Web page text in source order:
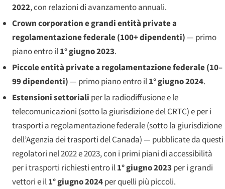
2022, con relazioni di avanzamento annuali.
Crown corporation e grandi entità private a
regolamentazione federale (100+ dipendenti)— primo
piano entro il1° giugno 2023.
Piccole entità private a regolamentazione federale (10–
99 dipendenti)— primo piano entro il1° giugno 2024.
Estensioni settoriali per la radiodiffusione e le
telecomunicazioni (sotto la giurisdizione del CRTC) e per i
trasporti a regolamentazione federale (sotto la giurisdizione
dell’Agenzia dei trasporti del Canada) — pubblicate da questi
regolatori nel 2022 e 2023, con i primi piani di accessibilità
per i trasporti richiesti entro il1° giugno 2023 per i grandi
vettori e il1° giugno 2024per quelli più piccoli.